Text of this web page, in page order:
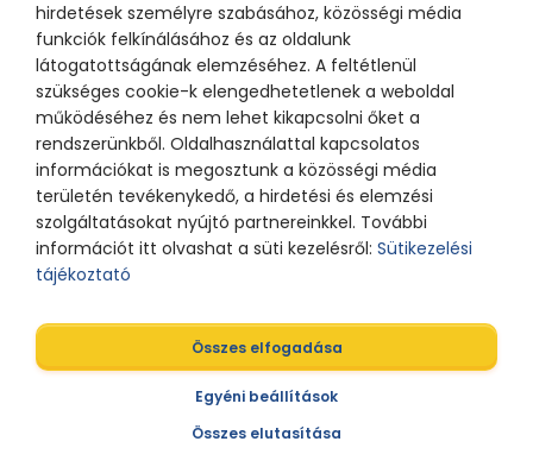
hirdetések személyre szabásához, közösségi média
funkciók felkínálásához és az oldalunk
látogatottságának elemzéséhez. A feltétlenül
szükséges cookie-k elengedhetetlenek a weboldal
működéséhez és nem lehet kikapcsolni őket a
rendszerünkből. Oldalhasználattal kapcsolatos
információkat is megosztunk a közösségi média
területén tevékenykedő, a hirdetési és elemzési
szolgáltatásokat nyújtó partnereinkkel. További
információt itt olvashat a süti kezelésről: Sütikezelési
tájékoztató
Összes elfogadása
Egyéni beállítások
Összes elutasítása